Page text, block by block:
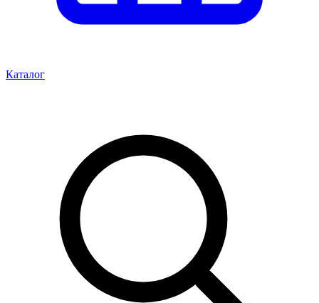
Каталог